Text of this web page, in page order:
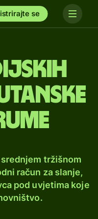
se
tržišnom
račun za slanje,
pod uvjetima koje